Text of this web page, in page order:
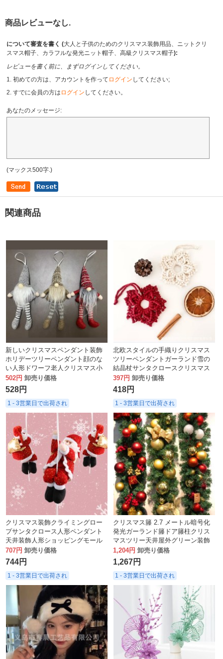
商品レビューなし.
について審査を書く (大人と子供のためのクリスマス装飾用品、ニットクリ
スマス帽子、カラフルな発光ニット帽子、高級クリスマス帽子):
レビューを書く前に、まずログインしてください。
1. 初めての方は、アカウントを作って ログイン してください;
2. すでに会員の方は ログイン してください。
あなたのメッセージ:
(マックス500字.)
関連商品
新しいクリスマスペンダント装飾
ホリデーツリーペンダント顔のな
い人形ドワーフ老人クリスマス小
さなペンダント
502円 卸売り価格
528円
1 - 3営業日で出荷され
北欧スタイルの手織りクリスマス
ツリーペンダントガーランド雪の
結晶杖サンタクロースクリスマス
窓飾り
397円 卸売り価格
418円
1 - 3営業日で出荷され
クリスマス装飾クライミングロー
プサンタクロース人形ペンダント
天井装飾人形ショッピングモール
ウィンドウ装飾卸売
707円 卸売り価格
744円
1 - 3営業日で出荷され
クリスマス籐 2.7 メートル暗号化
発光ガーランド籐ドア籐柱クリス
マスツリー天井屋外グリーン装飾
1,204円 卸売り価格
1,267円
1 - 3営業日で出荷され